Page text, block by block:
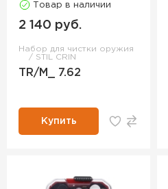
Товар в наличии
2 140 руб.
Набор для чистки оружия
STIL CRIN
TR/M_ 7.62
Купить